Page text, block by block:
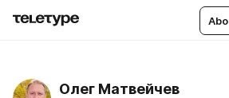
Олег Матвейчев